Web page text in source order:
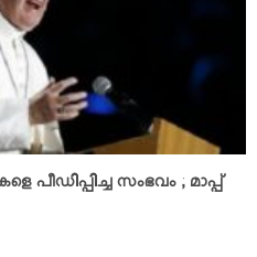
പീഡിപ്പിച്ച സംഭവം ; മാപ്പ്